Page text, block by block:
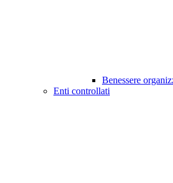
Benessere
Enti controllati